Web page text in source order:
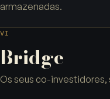
armazenadas.
VI
Bridge
Os seus co-